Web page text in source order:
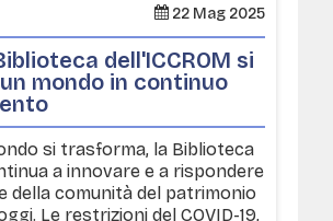
22 Mag 2025
dell'ICCROM si
mondo in continuo
si trasforma, la Biblioteca
a innovare e a rispondere
della comunità del patrimonio
Le restrizioni del COVID-19,